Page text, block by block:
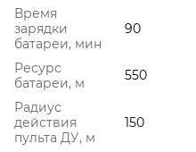
Время
зарядки
батареи, мин
90
Ресурс
батареи, м
550
Радиус
действия
пульта ДУ, м
150